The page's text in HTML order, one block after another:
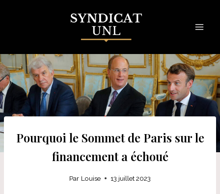
Pourquoi le Sommet de Paris sur le
financement a échoué
Par Louise 13 juillet 2023